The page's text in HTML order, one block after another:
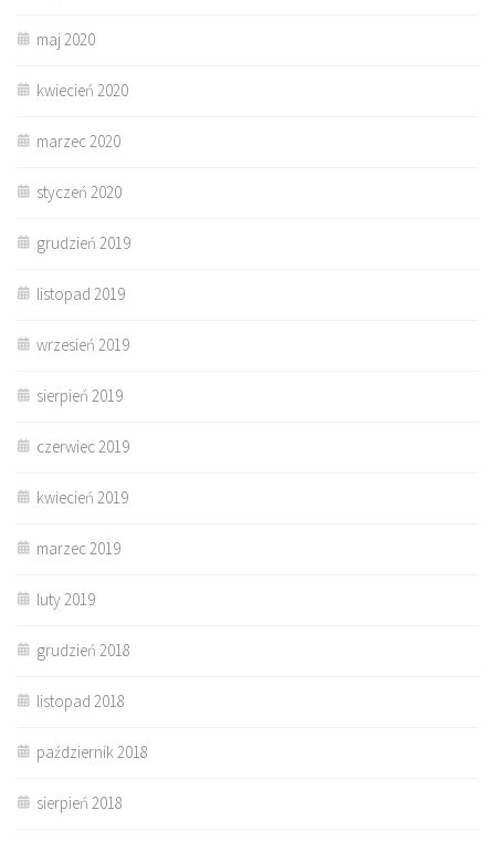
maj 2020
kwiecień 2020
marzec 2020
styczeń 2020
grudzień 2019
listopad 2019
wrzesień 2019
sierpień 2019
czerwiec 2019
kwiecień 2019
marzec 2019
luty 2019
grudzień 2018
listopad 2018
październik 2018
sierpień 2018